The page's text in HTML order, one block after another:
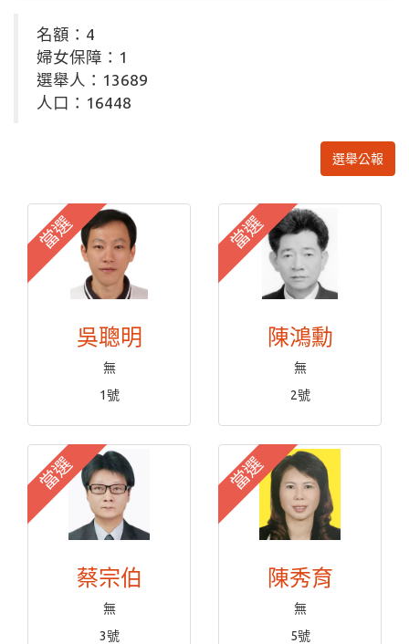
名額：4
婦女保障：1
選舉人：13689
人口：16448
選舉公報
當選
吳聰明
無
1號
當選
陳鴻勳
無
2號
當選
蔡宗伯
無
3號
當選
陳秀育
無
5號